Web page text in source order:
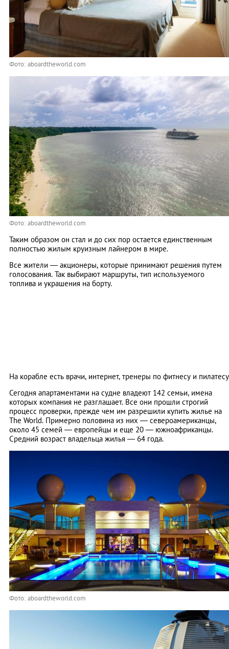
Фото: aboardtheworld.com
Фото: aboardtheworld.com
Таким образом он стал и до сих пор остается единственным
полностью жилым круизным лайнером в мире.
Все жители — акционеры, которые принимают решения путем
голосования. Так выбирают маршруты, тип используемого
топлива и украшения на борту.
На корабле есть врачи, интернет, тренеры по фитнесу и
Сегодня апартаментами на судне владеют 142 семьи, имена
которых компания не разглашает. Все они прошли строгий
процесс проверки, прежде чем им разрешили купить жилье на
The World. Примерно половина из них — североамериканцы,
около 45 семей — европейцы и еще 20 — южноафриканцы.
Средний возраст владельца жилья — 64 года.
Фото: aboardtheworld.com